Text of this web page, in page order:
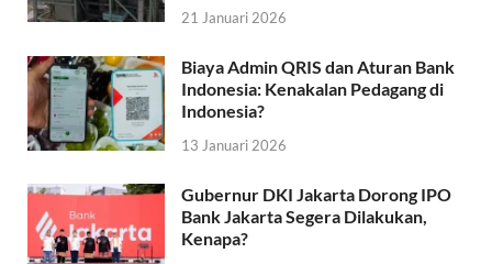
21 Januari 2026
Biaya Admin QRIS dan Aturan Bank
Indonesia: Kenakalan Pedagang di
Indonesia?
13 Januari 2026
Gubernur DKI Jakarta Dorong IPO
Bank Jakarta Segera Dilakukan,
Kenapa?